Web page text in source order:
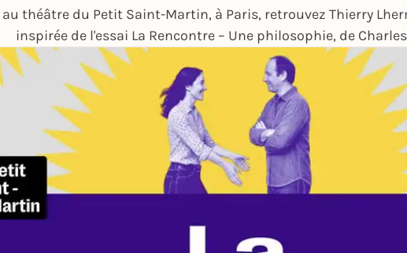
au théâtre du Petit Saint-Martin, à Paris, retrouvez Thierry
inspirée de l'essai La Rencontre – Une philosophie, de